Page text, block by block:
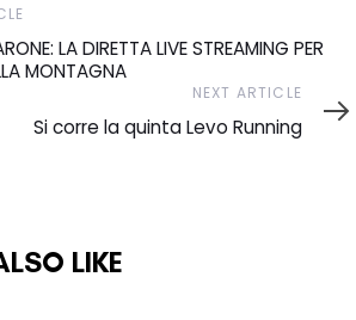
LA DIRETTA LIVE STREAMING PER
MONTAGNA
Article
NEXT ARTICLE
Si corre la quinta Levo Running
LIKE